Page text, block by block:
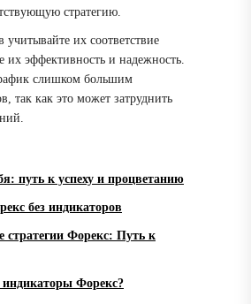
стратегию.
их соответствие
их эффективность и надежность.
слишком большим
так как это может затруднить
путь к успеху и процветанию
без индикаторов
стратегии Форекс: Путь к
Форекс?